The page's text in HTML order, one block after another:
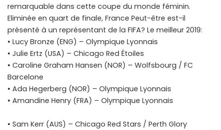
remarquable dans cette coupe du monde féminin.
Eliminée en quart de finale, France Peut-être est-il
présenté à un représentant de la FIFA? Le meilleur 2019:
• Lucy Bronze (ENG) – Olympique Lyonnais
• Julie Ertz (USA) – Chicago Red Étoiles
• Caroline Graham Hansen (NOR) – Wolfsbourg / FC
Barcelone
• Ada Hegerberg (NOR) – Olympique Lyonnais
• Amandine Henry (FRA) – Olympique Lyonnais
• Sam Kerr (AUS) – Chicago Red Stars / Perth Glory